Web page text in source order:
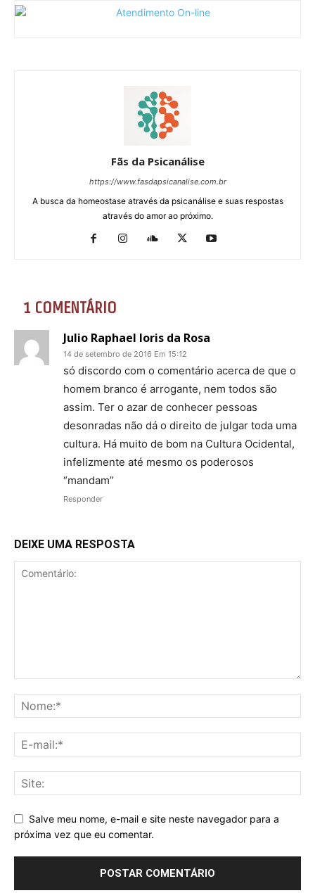
Fãs da Psicanálise
https://www.fasdapsicanalise.com.br
A busca da homeostase através da psicanálise e suas respostas
através do amor ao próximo.
1 COMENTÁRIO
Julio Raphael Ioris da Rosa
14 de setembro de 2016 Em 15:12
só discordo com o comentário acerca de que o
homem branco é arrogante, nem todos são
assim. Ter o azar de conhecer pessoas
desonradas não dá o direito de julgar toda uma
cultura. Há muito de bom na Cultura Ocidental,
infelizmente até mesmo os poderosos
“mandam”
Responder
DEIXE UMA RESPOSTA
Salve meu nome, e-mail e site neste navegador para a
próxima vez que eu comentar.